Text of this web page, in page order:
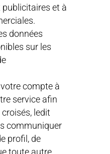
et à
données
sur les
compte à
service afin
ledit
communiquer
profil, de
toute autre